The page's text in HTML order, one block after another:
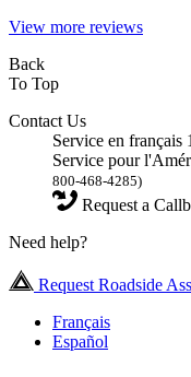
View more reviews
Back
To Top
Contact Us
Service en français
Service pour
800-468-4285)
Request a
Need help?
Request Roadside
Français
Español